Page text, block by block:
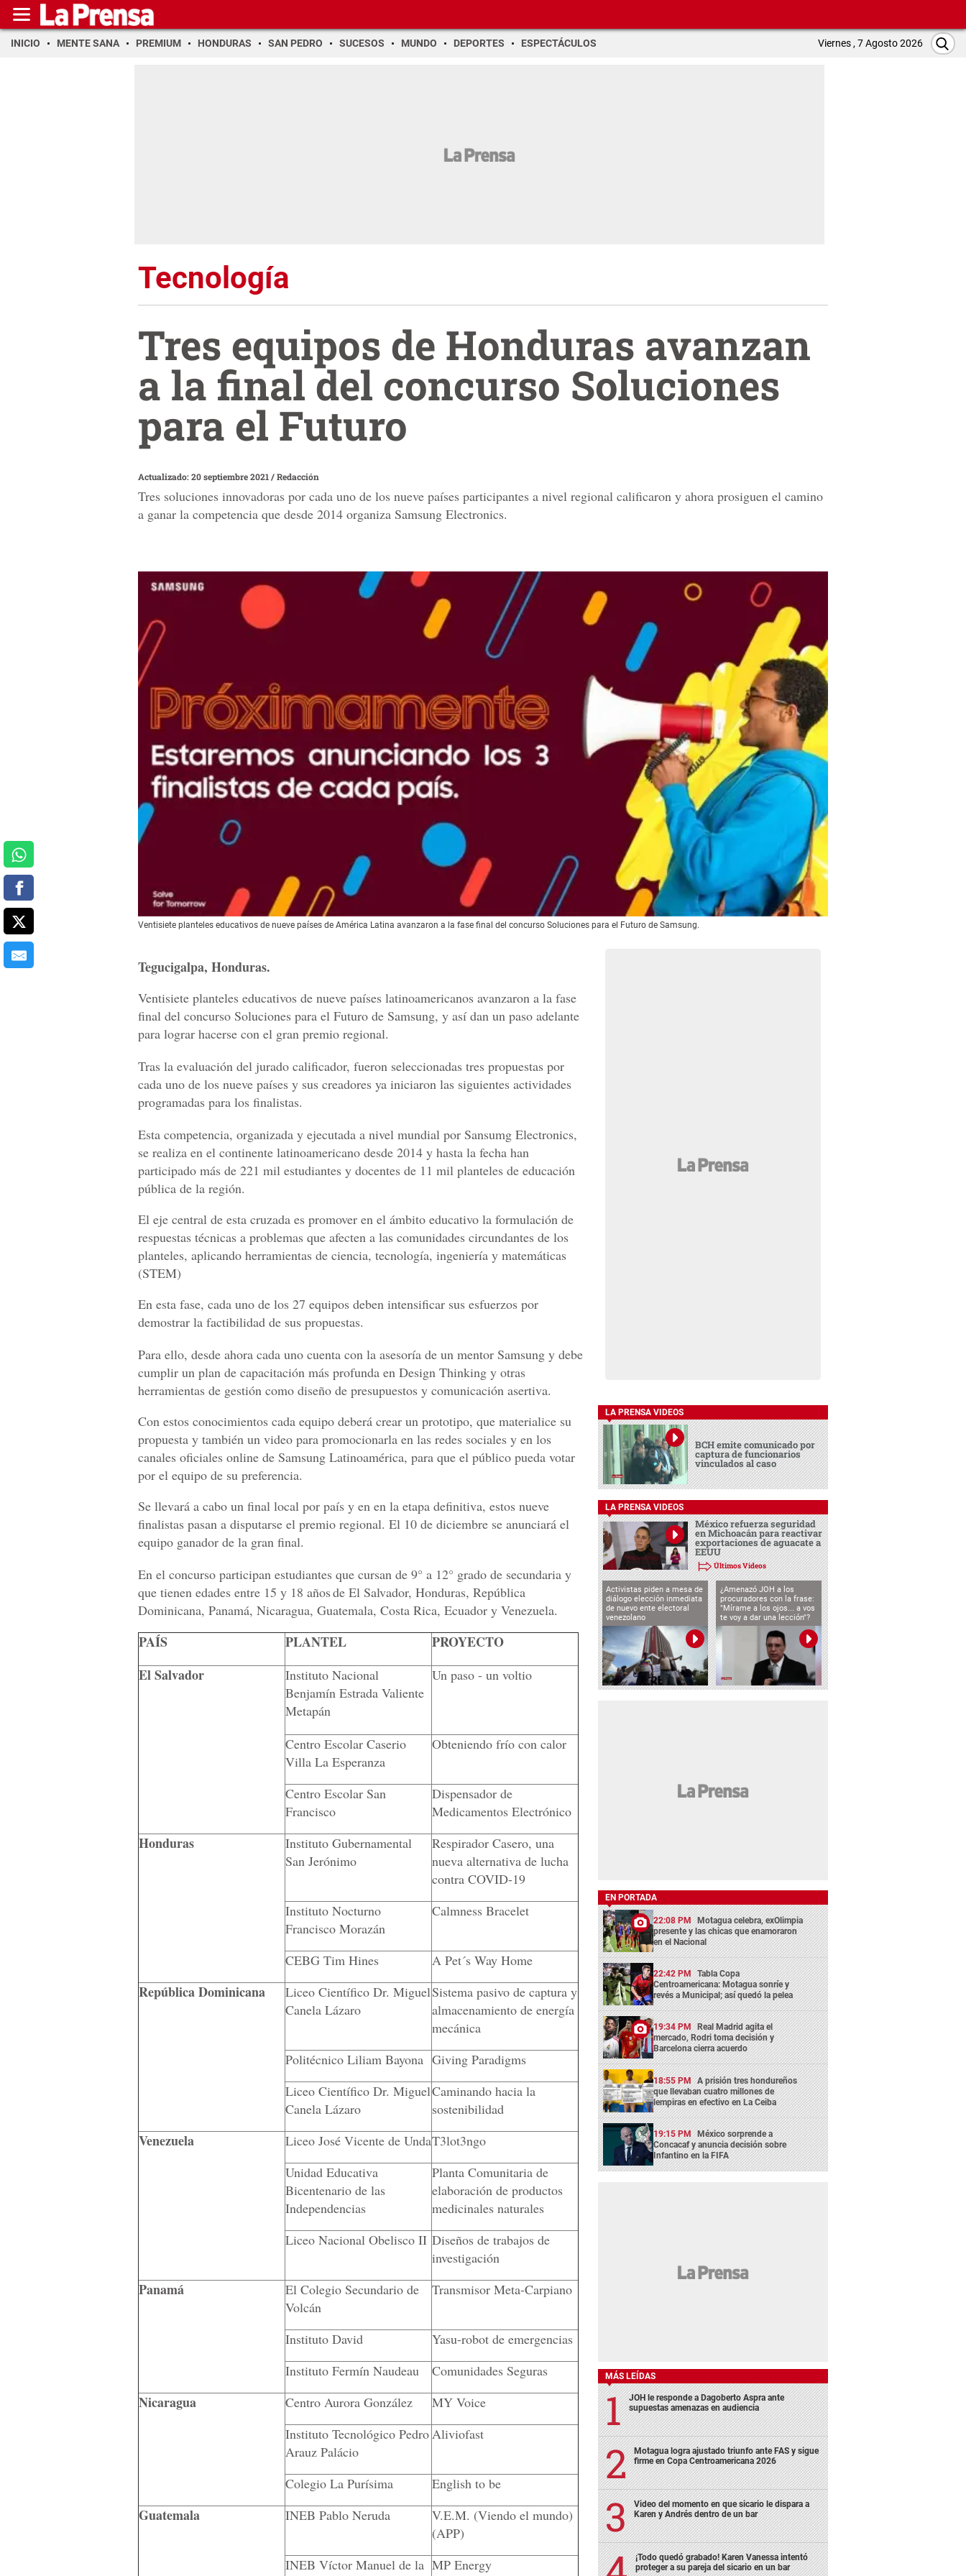
INICIO MENTE SANA PREMIUM HONDURAS SAN PEDRO SUCESOS MUNDO DEPORTES ESPECTÁCULOS Viernes , 7 Agosto 2026
Tecnología
Tres equipos de Honduras avanzan
a la final del concurso Soluciones
para el Futuro
Actualizado: 20 septiembre 2021 /Redacción
Tres soluciones innovadoras por cada uno de los nueve países participantes a nivel regional calificaron y ahora prosiguen el camino
a ganar la competencia que desde 2014 organiza Samsung Electronics.
Ventisiete planteles educativos de nueve países de América Latina avanzaron a la fase final del concurso Soluciones para el Futuro de Samsung.
Tegucigalpa, Honduras.
Ventisiete planteles educativos de nueve países latinoamericanos avanzaron a la fase
final del concurso Soluciones para el Futuro de Samsung, y así dan un paso adelante
para lograr hacerse con el gran premio regional.
Tras la evaluación del jurado calificador, fueron seleccionadas tres propuestas por
cada uno de los nueve países y sus creadores ya iniciaron las siguientes actividades
programadas para los finalistas.
Esta competencia, organizada y ejecutada a nivel mundial por Sansumg Electronics,
se realiza en el continente latinoamericano desde 2014 y hasta la fecha han
participado más de 221 mil estudiantes y docentes de 11 mil planteles de educación
pública de la región.
El eje central de esta cruzada es promover en el ámbito educativo la formulación de
respuestas técnicas a problemas que afecten a las comunidades circundantes de los
planteles, aplicando herramientas de ciencia, tecnología, ingeniería y matemáticas
(STEM)
En esta fase, cada uno de los 27 equipos deben intensificar sus esfuerzos por
demostrar la factibilidad de sus propuestas.
Para ello, desde ahora cada uno cuenta con la asesoría de un mentor Samsung y debe
cumplir un plan de capacitación más profunda en Design Thinking y otras
herramientas de gestión como diseño de presupuestos y comunicación asertiva.
Con estos conocimientos cada equipo deberá crear un prototipo, que materialice su
propuesta y también un video para promocionarla en las redes sociales y en los
canales oficiales online de Samsung Latinoamérica, para que el público pueda votar
por el equipo de su preferencia.
Se llevará a cabo un final local por país y en en la etapa definitiva, estos nueve
finalistas pasan a disputarse el premio regional. El 10 de diciembre se anunciará el
equipo ganador de la gran final.
En el concurso participan estudiantes que cursan de 9° a 12° grado de secundaria y
que tienen edades entre 15 y 18 años de El Salvador, Honduras, República
Dominicana, Panamá, Nicaragua, Guatemala, Costa Rica, Ecuador y Venezuela.
PAÍS PLANTEL
PROYECTO
El Salvador
Instituto Nacional
Benjamín Estrada Valiente
Metapán
Un paso - un voltio
Centro Escolar Caserio
Villa La Esperanza
Obteniendo frío con calor
Centro Escolar San
Francisco
Dispensador de
Medicamentos Electrónico
Honduras
Instituto Gubernamental
San Jerónimo
Respirador Casero, una
nueva alternativa de lucha
contra COVID-19
Instituto Nocturno
Francisco Morazán
Calmness Bracelet
CEBG Tim Hines A Pet´s Way Home
República Dominicana
Liceo Científico Dr. Miguel
Canela Lázaro
Sistema pasivo de captura y
almacenamiento de energía
mecánica
Politécnico Liliam Bayona Giving Paradigms
Liceo Científico Dr. Miguel
Canela Lázaro
Caminando hacia la
sostenibilidad
Venezuela Liceo José Vicente de UndaT3lot3ngo
Unidad Educativa
Bicentenario de las
Independencias
Planta Comunitaria de
elaboración de productos
medicinales naturales
Liceo Nacional Obelisco II Diseños de trabajos de
investigación
Panamá
El Colegio Secundario de
Volcán
Transmisor Meta-Carpiano
Instituto David
Yasu-robot de emergencias
Instituto Fermín Naudeau
Comunidades Seguras
Nicaragua Centro Aurora González
MY Voice
Instituto Tecnológico Pedro
Arauz Palácio
Aliviofast
Colegio La Purísima English to be
Guatemala INEB Pablo Neruda
V.E.M. (Viendo el mundo)
(APP)
INEB Víctor Manuel de la MP Energy
LA PRENSA VIDEOS
BCH emite comunicado por
captura de funcionarios
vinculados al caso
LA PRENSA VIDEOS
México refuerza seguridad
en Michoacán para reactivar
exportaciones de aguacate a
EEUU
Últimos Videos
Activistas piden a mesa de
diálogo elección inmediata
de nuevo ente electoral
venezolano
¿Amenazó JOH a los
procuradores con la frase:
"Mírame a los ojos... a vos
te voy a dar una lección"?
EN PORTADA
22:08 PM Motagua celebra, exOlimpia
presente y las chicas que enamoraron
en el Nacional
22:42 PM Tabla Copa
Centroamericana: Motagua sonríe y
revés a Municipal; así quedó la pelea
19:34 PM Real Madrid agita el
mercado, Rodri toma decisión y
Barcelona cierra acuerdo
18:55 PM A prisión tres hondureños
que llevaban cuatro millones de
lempiras en efectivo en La Ceiba
19:15 PM México sorprende a
Concacaf y anuncia decisión sobre
Infantino en la FIFA
MÁS LEÍDAS
JOH le responde a Dagoberto Aspra ante
supuestas amenazas en audiencia
Motagua logra ajustado triunfo ante FAS y sigue
firme en Copa Centroamericana 2026
Video del momento en que sicario le dispara a
Karen y Andrés dentro de un bar
¡Todo quedó grabado! Karen Vanessa intentó
proteger a su pareja del sicario en un bar